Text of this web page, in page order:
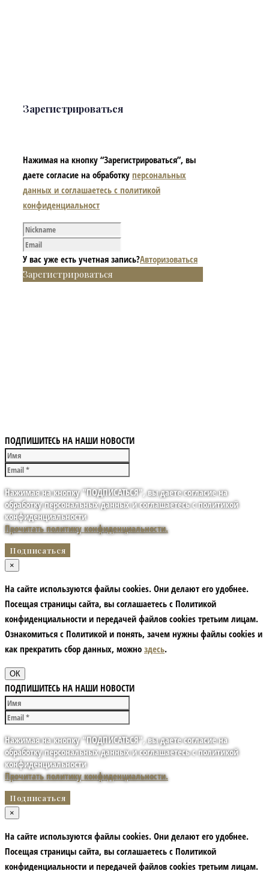
Зарегистрироваться
Нажимая на кнопку “Зарегистрироваться”, вы
даете согласие на обработку персональных
данных и соглашаетесь с политикой
конфиденциальност
У вас уже есть учетная запись?Авторизоваться
Зарегистрироваться
ПОДПИШИТЕСЬ НА НАШИ НОВОСТИ
Нажимая на кнопку "ПОДПИСАТЬСЯ", вы даете согласие на
обработку персональных данных и соглашаетесь с политикой
конфиденциальности
Прочитать политику конфиденциальности.
×
На сайте используются файлы cookies. Они делают его удобнее.
Посещая страницы сайта, вы соглашаетесь с Политикой
конфиденциальности и передачей файлов cookies третьим лицам.
Ознакомиться с Политикой и понять, зачем нужны файлы сookies и
как прекратить сбор данных, можно здесь.
ОК
ПОДПИШИТЕСЬ НА НАШИ НОВОСТИ
Нажимая на кнопку "ПОДПИСАТЬСЯ", вы даете согласие на
обработку персональных данных и соглашаетесь с политикой
конфиденциальности
Прочитать политику конфиденциальности.
×
На сайте используются файлы cookies. Они делают его удобнее.
Посещая страницы сайта, вы соглашаетесь с Политикой
конфиденциальности и передачей файлов cookies третьим лицам.